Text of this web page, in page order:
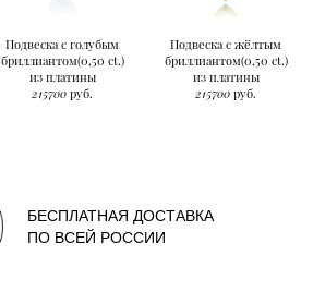
Подвеска с голубым
бриллиантом(0,50 ct.)
из платины
215700 руб.
Подвеска с жёлтым
бриллиантом(0,50 ct.)
из платины
215700 руб.
БЕСПЛАТНАЯ ДОСТАВКА
ПО ВСЕЙ РОССИИ